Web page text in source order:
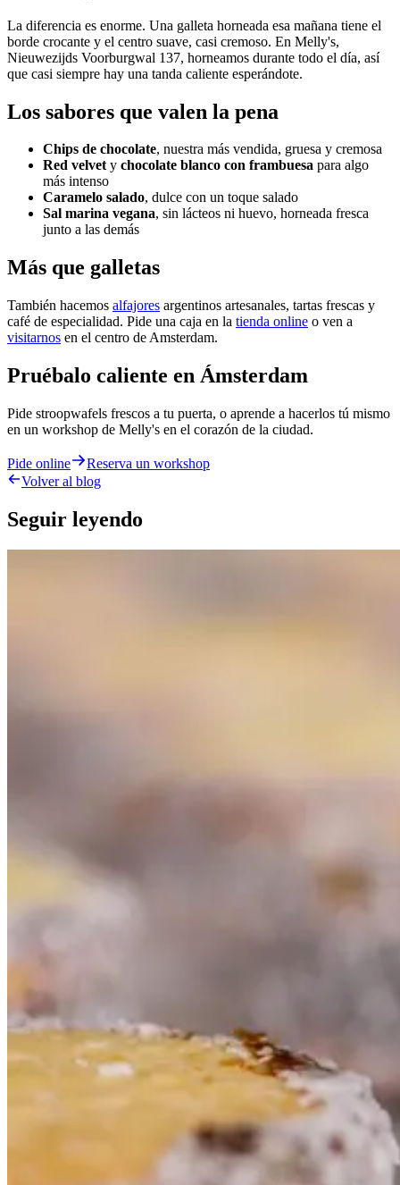
La diferencia es enorme. Una galleta horneada esa mañana tiene el
borde crocante y el centro suave, casi cremoso. En Melly's,
Nieuwezijds Voorburgwal 137, horneamos durante todo el día, así
que casi siempre hay una tanda caliente esperándote.
Los sabores que valen la pena
Chips de chocolate, nuestra más vendida, gruesa y cremosa
Red velvety chocolate blanco con frambuesa para algo
más intenso
Caramelo salado, dulce con un toque salado
Sal marina vegana, sin lácteos ni huevo, horneada fresca
junto a las demás
Más que galletas
También hacemos alfajores argentinos artesanales, tartas frescas y
café de especialidad. Pide una caja en la tienda online o ven a
visitarnos en el centro de Amsterdam.
Pruébalo caliente en Ámsterdam
Pide stroopwafels frescos a tu puerta, o aprende a hacerlos tú mismo
en un workshop de Melly's en el corazón de la ciudad.
Pide online
Reserva un workshop
Volver al blog
Seguir leyendo